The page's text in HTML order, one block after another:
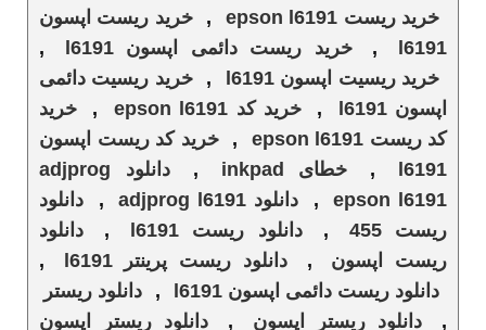
خرید ریست epson l6191
,
خرید ریست اپسون
l6191
, خرید ریست دائمی اپسون l6191
,
خرید ریسیت اپسون l6191
,
خرید ریسیت دائمی
اپسون l6191
, خرید کد epson l6191 ,
خرید
کد ریست epson l6191
,
خرید کد ریست اپسون
l6191
, خطای inkpad ,
دانلود adjprog
epson l6191
, دانلود adjprog l6191 ,
دانلود
ریست 455
, دانلود ریست l6191 ,
دانلود
ریست اپسون
, دانلود ریست پرینتر l6191
,
دانلود ریست دائمی اپسون l6191
,
دانلود ریستر
,
دانلود ریستر اپسون ,
دانلود ریستر اپسون